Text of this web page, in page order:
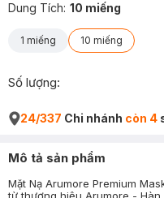
Dung Tích: 10 miếng
1 miếng 10 miếng
Số lượng:
24/337 Chi nhánh còn 4
Mô tả sản phẩm
Mặt Nạ Arumore Premium